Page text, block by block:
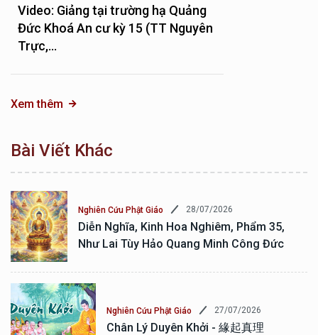
Video: Giảng tại trường hạ Quảng
Đức Khoá An cư kỳ 15 (TT Nguyên
Trực,...
Xem thêm
Bài Viết Khác
Nghiên Cứu Phật Giáo 28/07/2026
Diễn Nghĩa, Kinh Hoa Nghiêm, Phẩm 35,
Như Lai Tùy Hảo Quang Minh Công Đức
Nghiên Cứu Phật Giáo 27/07/2026
Chân Lý Duyên Khởi - 緣起真理